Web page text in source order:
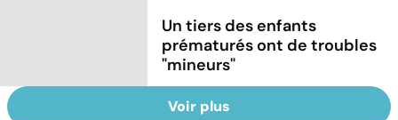
Un tiers des enfants
prématurés ont de troubles
"mineurs"
Voir plus